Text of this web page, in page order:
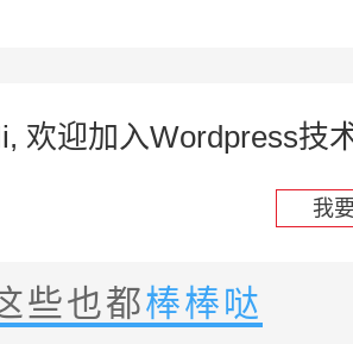
欢迎加入Wordpress技
我
些也都棒棒哒